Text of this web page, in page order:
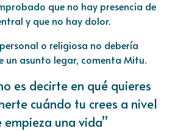
que no hay presencia de
y que no hay dolor.
o religiosa no debería
un asunto legar, comenta Mitu.
es decirte en qué quieres
cuándo tu crees a nivel
una vida”